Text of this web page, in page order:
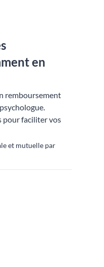
en
remboursement
pour faciliter vos
et mutuelle par